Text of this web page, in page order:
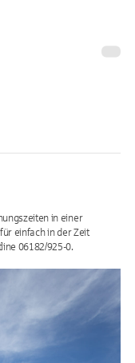
in einer
einfach in der Zeit
06182/925-0.